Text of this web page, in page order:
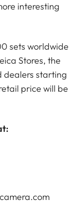
interesting
sets worldwide
Stores, the
dealers starting
price will be